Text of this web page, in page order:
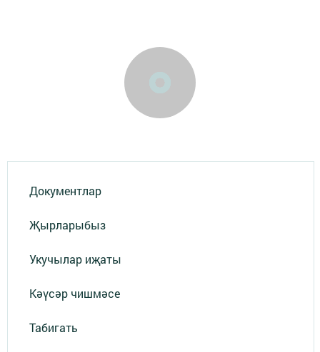
Документлар
Җырларыбыз
Укучылар иҗаты
Кәүсәр чишмәсе
Табигать